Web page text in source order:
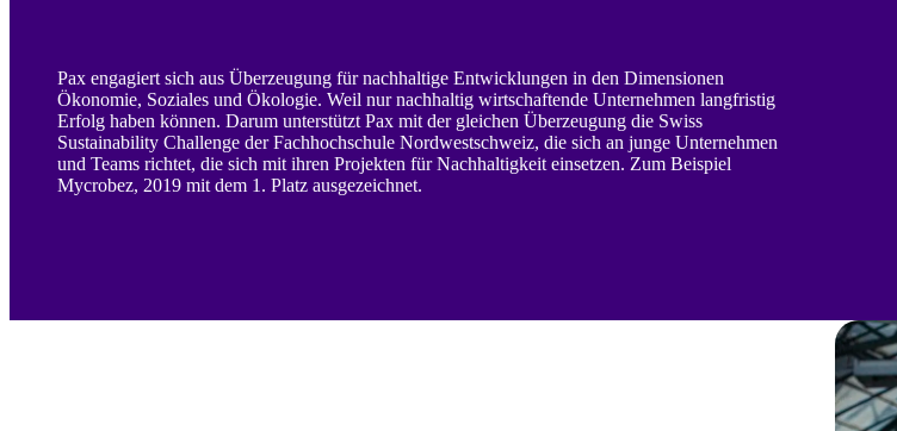
Pax engagiert sich aus Überzeugung für nachhaltige Entwicklungen in den Dimensionen
Ökonomie, Soziales und Ökologie. Weil nur nachhaltig wirtschaftende Unternehmen langfristig
Erfolg haben können. Darum unterstützt Pax mit der gleichen Überzeugung die Swiss
Sustainability Challenge der Fachhochschule Nordwestschweiz, die sich an junge Unternehmen
und Teams richtet, die sich mit ihren Projekten für Nachhaltigkeit einsetzen. Zum Beispiel
Mycrobez, 2019 mit dem 1. Platz ausgezeichnet.